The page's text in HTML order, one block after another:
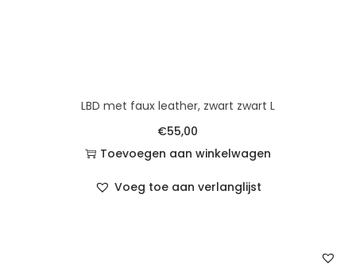
LBD met faux leather, zwart zwart L
€55,00
Toevoegen aan winkelwagen
Voeg toe aan verlanglijst